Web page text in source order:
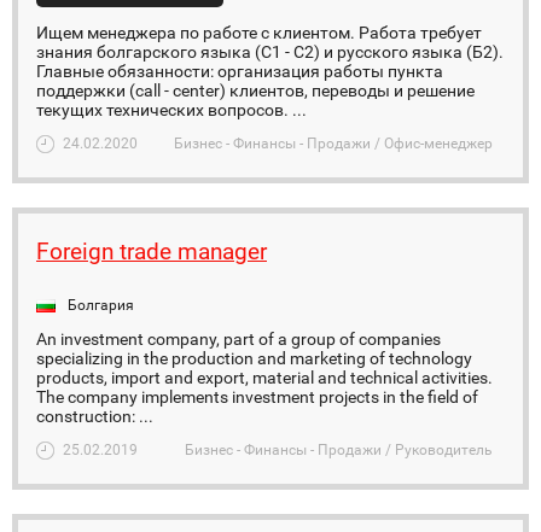
Ищем менеджера по работе с клиентом. Работа требует
знания болгарского языка (C1 - C2) и русского языка (Б2).
Главные обязанности: организация работы пункта
поддержки (call - center) клиентов, переводы и решение
текущих технических вопросов. ...
24.02.2020 Бизнес - Финансы - Продажи / Офис-менеджер
Foreign trade manager
Болгария
An investment company, part of a group of companies
specializing in the production and marketing of technology
products, import and export, material and technical activities.
The company implements investment projects in the field of
construction: ...
25.02.2019 Бизнес - Финансы - Продажи / Руководитель